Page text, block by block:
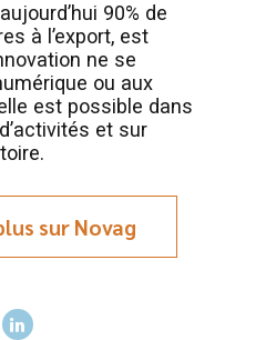
90% de
à l’export, est
ne se
ou aux
est possible dans
et sur
sur Novag